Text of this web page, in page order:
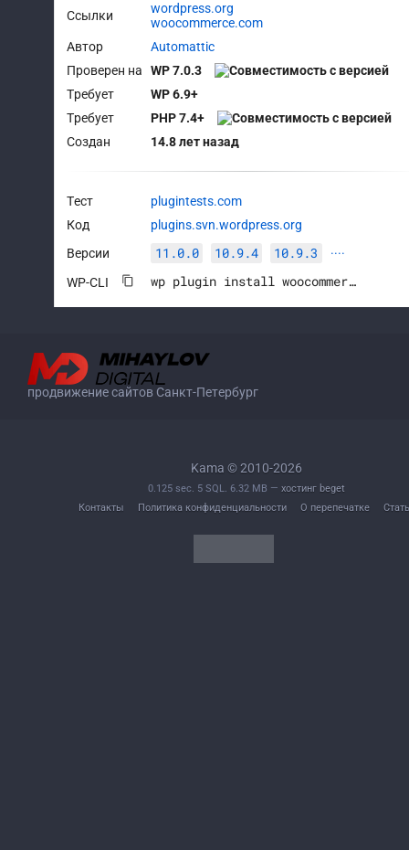
Ссылки
wordpress.org
woocommerce.com
Автор
Automattic
Проверен на
WP 7.0.3
Требует
WP 6.9+
Требует
PHP 7.4+
Создан
14.8 лет назад
Тест
plugintests.com
Код
plugins.svn.wordpress.org
Версии
11.0.0 10.9.4 10.9.3 ····
WP-CLI wp plugin install woocommerce --activate
продвижение сайтов Санкт-Петербург
Kama © 2010-2026
0.125 sec. 5 SQL. 6.32 MB — хостинг beget
Контакты
Политика конфиденциальности О перепечатке